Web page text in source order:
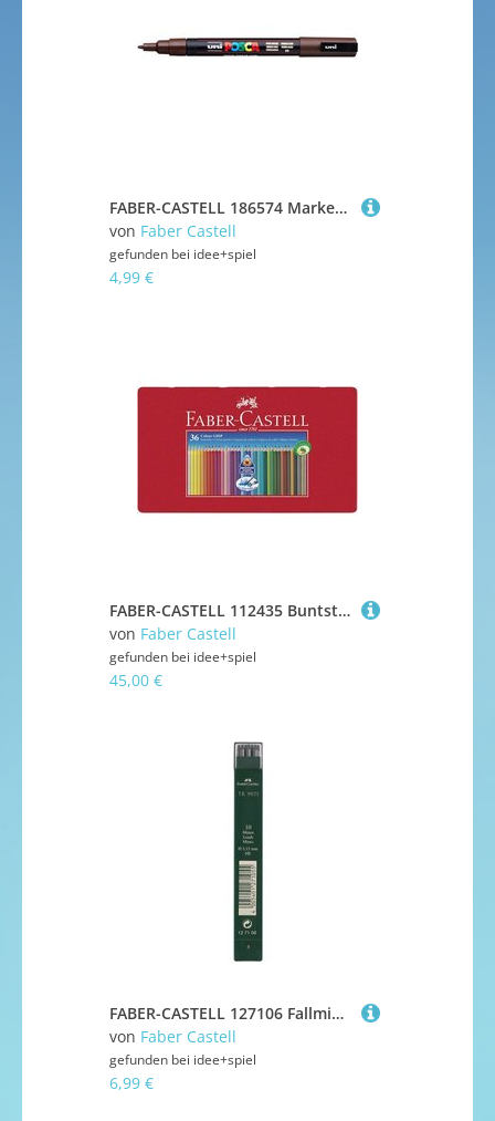
FABER-CASTELL 186574 Marker UNI POSCA PC-3M dunkelbraun
von Faber Castell
gefunden bei idee+spiel
4,99 €
FABER-CASTELL 112435 Buntstift Colour Grip 36er Metalletui
von Faber Castell
gefunden bei idee+spiel
45,00 €
FABER-CASTELL 127106 Fallmine TK 9071 6B 3,15mm 10 Stück
von Faber Castell
gefunden bei idee+spiel
6,99 €